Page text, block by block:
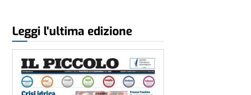
Leggi l'ultima edizione